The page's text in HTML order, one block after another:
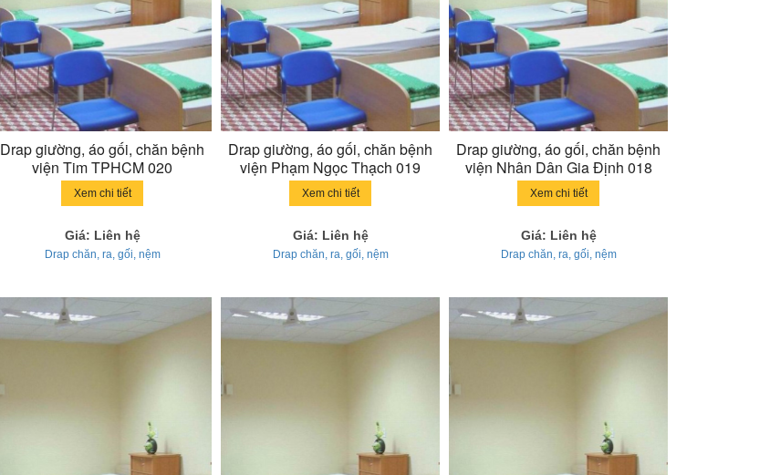
Drap giường, áo gối, chăn bệnh
viện Tim TPHCM 020
Xem chi tiết
Giá: Liên hệ
Drap chăn, ra, gối, nệm
Drap giường, áo gối, chăn bệnh
viện Phạm Ngọc Thạch 019
Xem chi tiết
Giá: Liên hệ
Drap chăn, ra, gối, nệm
Drap giường, áo gối, chăn bệnh
viện Nhân Dân Gia Định 018
Xem chi tiết
Giá: Liên hệ
Drap chăn, ra, gối, nệm